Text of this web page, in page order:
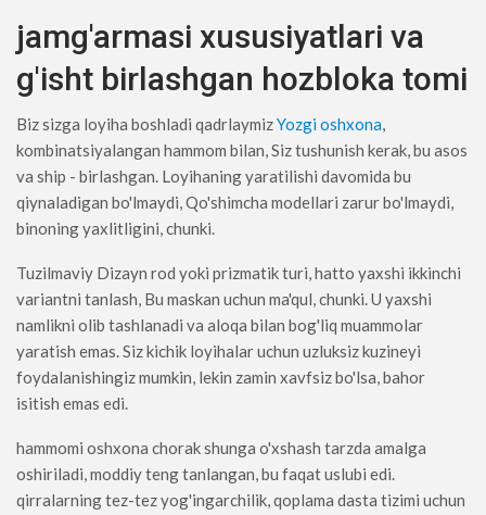
jamg'armasi xususiyatlari va
g'isht birlashgan hozbloka tomi
Biz sizga loyiha boshladi qadrlaymizYozgi oshxona,
kombinatsiyalangan hammom bilan, Siz tushunish kerak, bu asos
va ship - birlashgan. Loyihaning yaratilishi davomida bu
qiynaladigan bo'lmaydi, Qo'shimcha modellari zarur bo'lmaydi,
binoning yaxlitligini, chunki.
Tuzilmaviy Dizayn rod yoki prizmatik turi, hatto yaxshi ikkinchi
variantni tanlash, Bu maskan uchun ma'qul, chunki. U yaxshi
namlikni olib tashlanadi va aloqa bilan bog'liq muammolar
yaratish emas. Siz kichik loyihalar uchun uzluksiz kuzineyi
foydalanishingiz mumkin, lekin zamin xavfsiz bo'lsa, bahor
isitish emas edi.
hammomi oshxona chorak shunga o'xshash tarzda amalga
oshiriladi, moddiy teng tanlangan, bu faqat uslubi edi.
qirralarning tez-tez yog'ingarchilik, qoplama dasta tizimi uchun